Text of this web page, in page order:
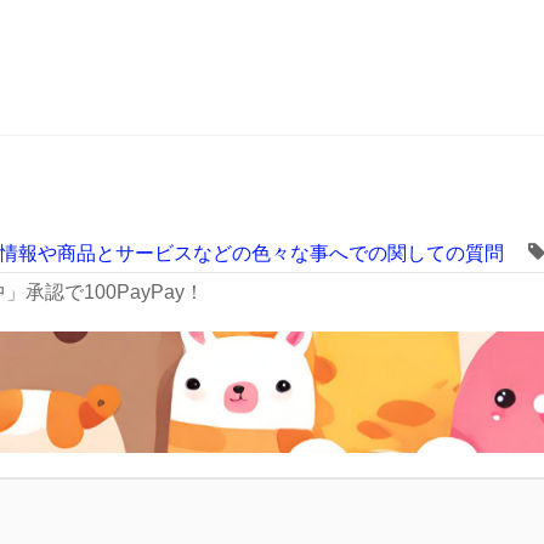
報や商品とサービスなどの色々な事へでの関しての質問
承認で100PayPay！